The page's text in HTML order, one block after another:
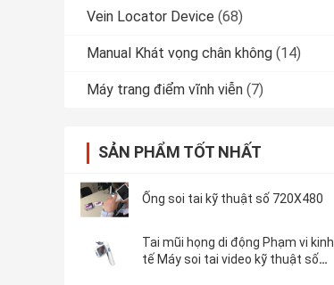
Vein Locator Device (68)
Manual Khát vọng chân không (14)
Máy trang điểm vĩnh viễn (7)
SẢN PHẨM TỐT NHẤT
Ống soi tai kỹ thuật số 720X480
Tai mũi họng di động Phạm vi kinh
tế Máy soi tai video kỹ thuật số